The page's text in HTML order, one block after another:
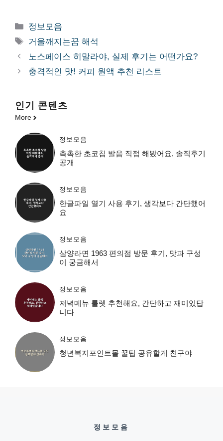
카
테
리
정보모음
태
그
거울깨지는꿈 해석
노스페이스 히말라야, 실제 후기는 어떤가요?
충격적인 맛! 커피 원액 추천 리스트
인기 콘텐츠
More
정보모음
촉촉한 초코칩 발음 직접 해봤어요, 솔직후기
공개
정보모음
한글파일 열기 사용 후기, 생각보다 간단했어
요
정보모음
삼양라면 1963 편의점 방문 후기, 맛과 구성
이 궁금해서
정보모음
저녁메뉴 룰렛 추천해요, 간단하고 재미있답
니다
정보모음
청년복지포인트몰 꿀팁 공유할게 친구야
정보모음